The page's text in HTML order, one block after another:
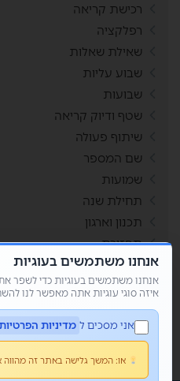
רכישת קריאה
רפלקציה
שאילת שאלות
שבוע עליות
שבועות
שטף ודיוק קריאה
שיתוף פעולה
שם המספר
שמועות
תחילת שנה
תכנון וארגון
תפזורת
תשבצים
אנחנו משתמשים בעוגיות
אנחנו משתמשים בעוגיות כדי לשפר
איזה סוגי עוגיות אתה מאפשר לנו
אני מסכים ל מדיניות
או: המשך גלישה באתר זה מהווה